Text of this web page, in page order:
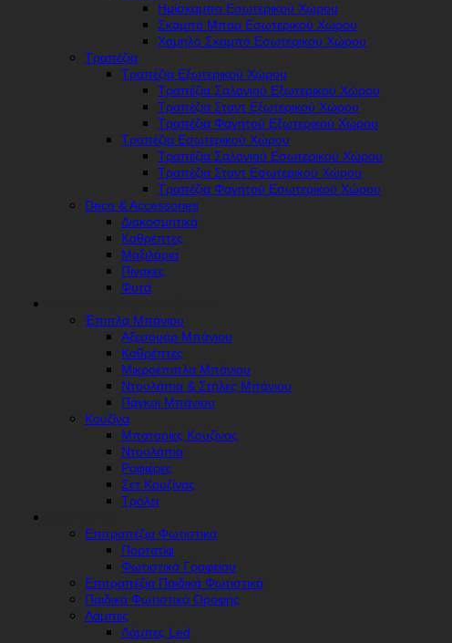
Ημίσκαμπο Εσωτερικού Χώρου
Σκαμπό Μπαρ Εσωτερικού Χώρου
Χαμηλό Σκαμπό Εσωτερικού Χώρου
Τραπέζια
Τραπέζια Εξωτερικού Χώρου
Τραπέζια Σαλονιού Εξωτερικού Χώρου
Τραπέζια Σταντ Εξωτερικού Χώρου
Τραπέζια Φαγητού Εξωτερικού Χώρου
Τραπέζια Εσωτερικού Χώρου
Τραπέζια Σαλονιού Εσωτερικού Χώρου
Τραπέζια Σταντ Εσωτερικού Χώρου
Τραπέζια Φαγητού Εσωτερικού Χώρου
Deco & Accessories
Διακοσμητικά
Καθρέπτες
Μαξιλάρια
Πίνακες
Φυτά
Έπιπλα Μπάνιου
Αξεσουάρ Μπάνιου
Καθρέπτες
Μικροέπιπλα Μπάνιου
Ντουλάπια & Στήλες Μπάνιου
Πάγκοι Μπάνιου
Κουζίνα
Μπαταρίες Κουζίνας
Ντουλάπια
Ραφιέρες
Σετ Κουζίνας
Τρόλει
Επιτραπέζια Φωτιστικά
Πορτατίφ
Φωτιστικά Γραφείου
Επιτραπέζια Παιδικά Φωτιστικά
Παιδικά Φωτιστικά Οροφής
Λάμπες
Λάμπες Led